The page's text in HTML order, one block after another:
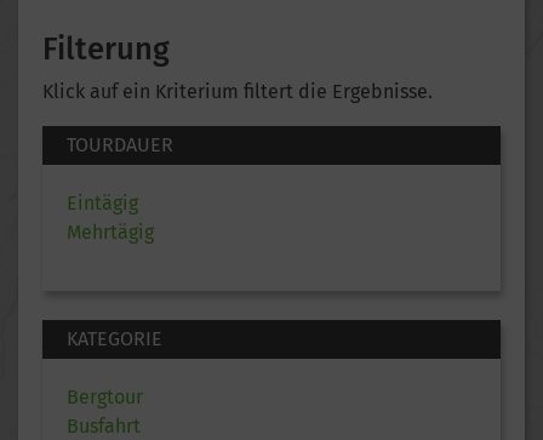
Filterung
Klick auf ein Kriterium filtert die Ergebnisse.
TOURDAUER
Eintägig
Mehrtägig
KATEGORIE
Bergtour
Busfahrt